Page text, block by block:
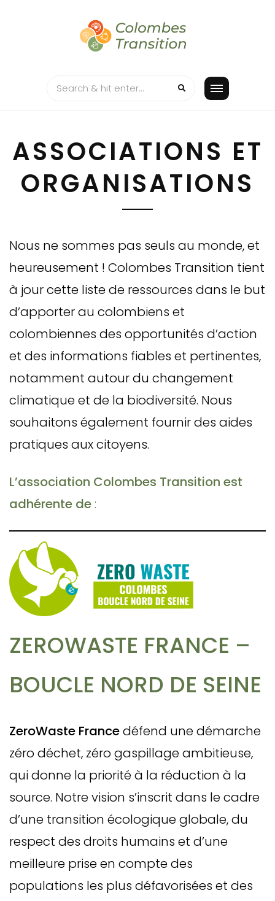
ASSOCIATIONS ET
ORGANISATIONS
Nous ne sommes pas seuls au monde, et
heureusement ! Colombes Transition tient
à jour cette liste de ressources dans le but
d’apporter au colombiens et
colombiennes des opportunités d’action
et des informations fiables et pertinentes,
notamment autour du changement
climatique et de la biodiversité. Nous
souhaitons également fournir des aides
pratiques aux citoyens.
L’association Colombes Transition est
adhérente de:
ZEROWASTE FRANCE –
BOUCLE NORD DE SEINE
ZeroWaste Francedéfend une démarche
zéro déchet, zéro gaspillage ambitieuse,
qui donne la priorité à la réduction à la
source. Notre vision s’inscrit dans le cadre
d’une transition écologique globale, du
respect des droits humains et d’une
meilleure prise en compte des
populations les plus défavorisées et des